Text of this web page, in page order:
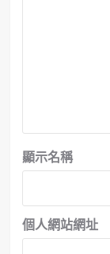
顯示名稱
個人網站網址